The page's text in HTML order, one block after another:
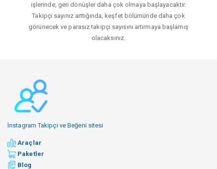
işlerinde, geri dönüşler daha çok olmaya başlayacaktır.
Takipçi sayınız arttığında, keşfet bölümünde daha çok
görünecek ve parasız takipçi sayısını artırmaya başlamış
olacaksınız.
İnstagram Takipçi ve Beğeni sitesi
Araçlar
Paketler
Blog